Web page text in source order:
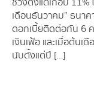
เดือนธันวาคม” ธนา
ดอกเบี้ยติดต่อกัน 6
เงินเฟ้อ และเมื่อต้น
นับตั้งแต่ปี […]